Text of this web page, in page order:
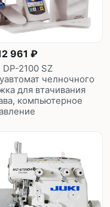
961 ₽
2100 SZ
челночного
для втачивания
компьютерное